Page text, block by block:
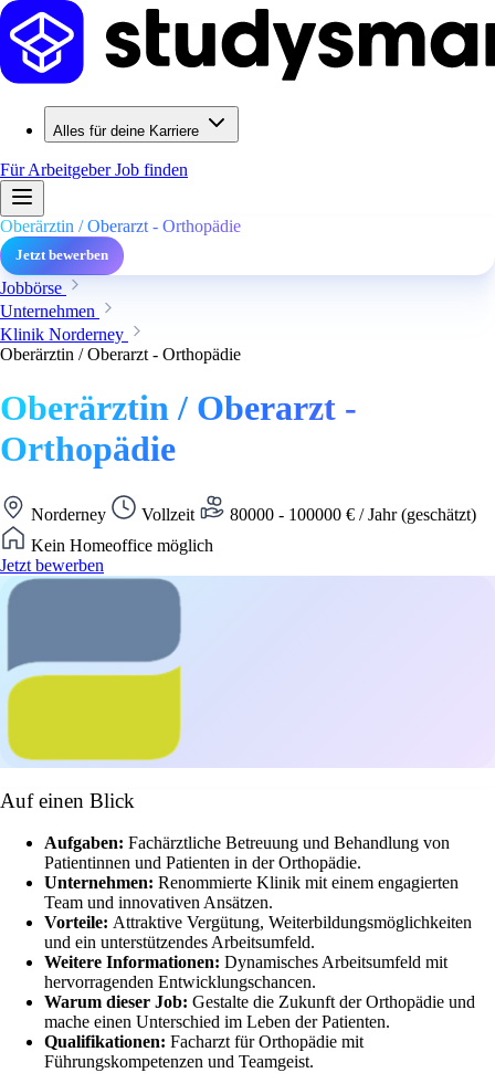
Alles für deine Karriere
Für ArbeitgeberJob finden
Oberärztin / Oberarzt - Orthopädie
Jetzt bewerben
Jobbörse
Unternehmen
Klinik Norderney
Oberärztin / Oberarzt - Orthopädie
Oberärztin / Oberarzt -
Orthopädie
Norderney Vollzeit
80000 - 100000 € / Jahr (geschätzt)
Kein Homeoffice möglich
Jetzt bewerben
Auf einen Blick
Aufgaben: Fachärztliche Betreuung und Behandlung von
Patientinnen und Patienten in der Orthopädie.
Unternehmen: Renommierte Klinik mit einem engagierten
Team und innovativen Ansätzen.
Vorteile: Attraktive Vergütung, Weiterbildungsmöglichkeiten
und ein unterstützendes Arbeitsumfeld.
Weitere Informationen: Dynamisches Arbeitsumfeld mit
hervorragenden Entwicklungschancen.
Warum dieser Job: Gestalte die Zukunft der Orthopädie und
mache einen Unterschied im Leben der Patienten.
Qualifikationen: Facharzt für Orthopädie mit
Führungskompetenzen und Teamgeist.